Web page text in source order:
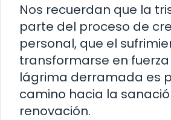
Nos recuerdan que la
parte del proceso de
personal, que el
transformarse en
lágrima derramada es
camino hacia la
renovación.